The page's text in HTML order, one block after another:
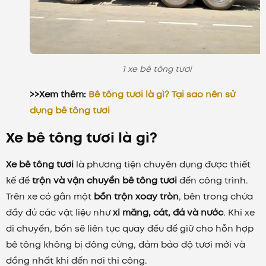
1 xe bê tông tươi
>>Xem thêm: Bê tông tươi là gì? Tại sao nên sử
dụng bê tông tươi
Xe bê tông tươi là gì?
Xe bê tông tươi là phương tiện chuyên dụng được thiết
kế đểtrộn và vận chuyển bê tông tươiđến công trình.
Trên xe có gắn một bồn trộn xoay tròn, bên trong chứa
đầy đủ các vật liệu nhưxi măng, cát, đá và nước. Khi xe
di chuyển, bồn sẽ liên tục quay đều để giữ cho hỗn hợp
bê tông không bị đông cứng, đảm bảo độ tươi mới và
đồng nhất khi đến nơi thi công.